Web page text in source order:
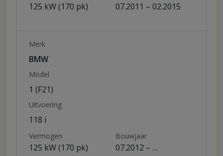
125 kW (170 pk) 07.2011 – 02.2015
Merk
BMW
Model
1 (F21)
Uitvoering
118 i
Vermogen
125 kW (170 pk)
Bouwjaar
07.2012 – …